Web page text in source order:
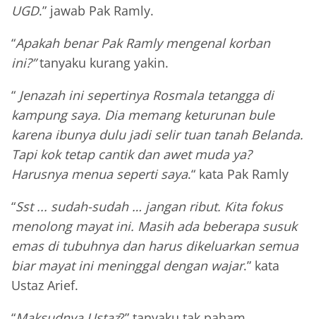
UGD.” jawab Pak Ramly.
“Apakah benar Pak Ramly mengenal korban
ini?”tanyaku kurang yakin.
“ Jenazah ini sepertinya Rosmala tetangga di
kampung saya. Dia memang keturunan bule
karena ibunya dulu jadi selir tuan tanah Belanda.
Tapi kok tetap cantik dan awet muda ya?
Harusnya menua seperti saya.“ kata Pak Ramly
“Sst ... sudah-sudah … jangan ribut. Kita fokus
menolong mayat ini. Masih ada beberapa susuk
emas di tubuhnya dan harus dikeluarkan semua
biar mayat ini meninggal dengan wajar.” kata
Ustaz Arief.